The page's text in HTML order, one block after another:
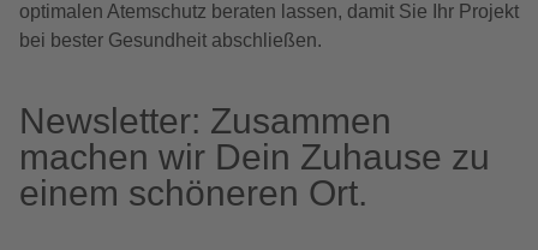
optimalen Atemschutz beraten lassen, damit Sie Ihr Projekt
bei bester Gesundheit abschließen.
Newsletter: Zusammen
machen wir Dein Zuhause zu
einem schöneren Ort.